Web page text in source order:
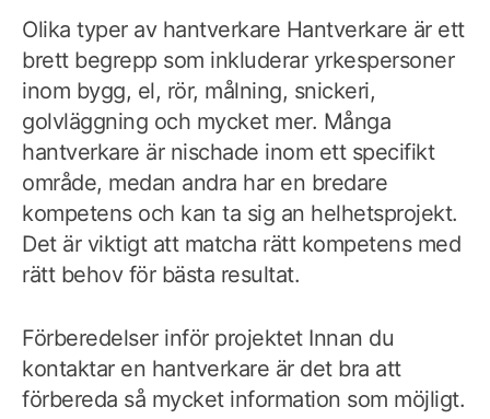
Olika typer av hantverkare Hantverkare är ett
brett begrepp som inkluderar yrkespersoner
inom bygg, el, rör, målning, snickeri,
golvläggning och mycket mer. Många
hantverkare är nischade inom ett specifikt
område, medan andra har en bredare
kompetens och kan ta sig an helhetsprojekt.
Det är viktigt att matcha rätt kompetens med
rätt behov för bästa resultat.
Förberedelser inför projektet Innan du
kontaktar en hantverkare är det bra att
förbereda så mycket information som möjligt.